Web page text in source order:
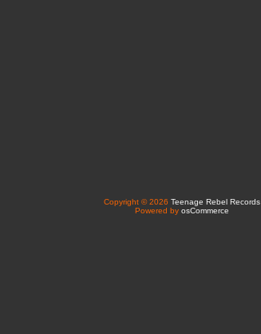
Copyright © 2026 Teenage Rebel Records
Powered by osCommerce